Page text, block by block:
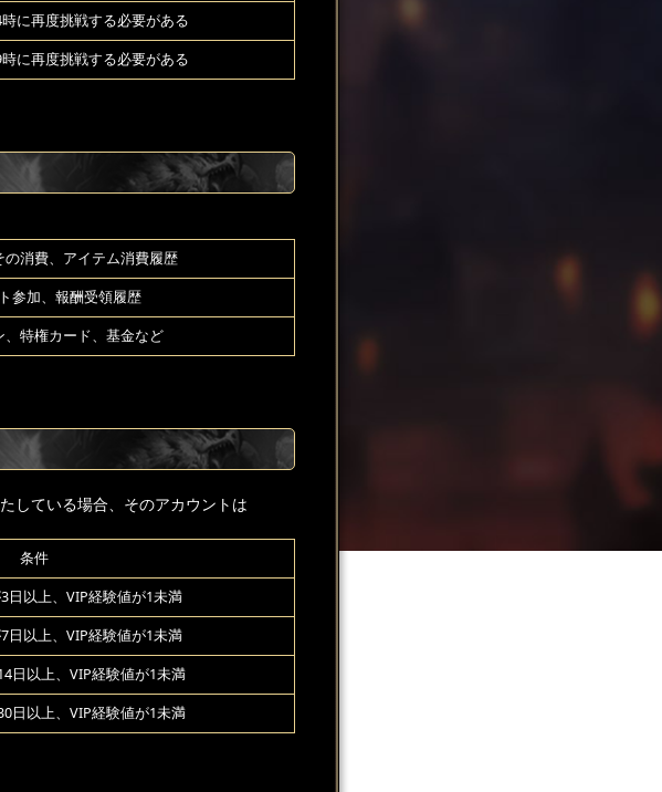
に再度挑戦する必要がある
に再度挑戦する必要がある
の消費、アイテム消費履歴
参加、報酬受領履歴
特権カード、基金など
している場合、そのアカウントは
条件
日以上、VIP経験値が1未満
日以上、VIP経験値が1未満
日以上、VIP経験値が1未満
日以上、VIP経験値が1未満